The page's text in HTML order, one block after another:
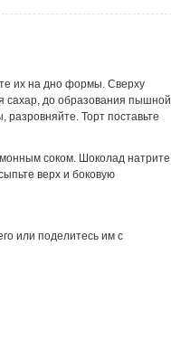
их на дно формы. Сверху
сахар, до образования пышной
Торт поставьте
соком. Шоколад натрите
верх и боковую
или поделитесь им с